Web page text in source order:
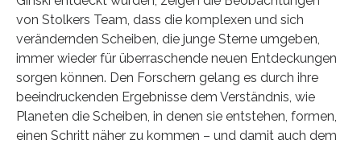
von Stolkers Team, dass die komplexen und sich
verändernden Scheiben, die junge Sterne umgeben,
immer wieder für überraschende neuen Entdeckungen
sorgen können. Den Forschern gelang es durch ihre
beeindruckenden Ergebnisse dem Verständnis, wie
Planeten die Scheiben, in denen sie entstehen, formen,
einen Schritt näher zu kommen – und damit auch dem